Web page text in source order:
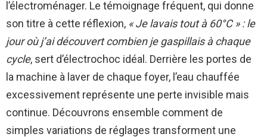
l’électroménager. Le témoignage fréquent, qui donne
son titre à cette réflexion, « Je lavais tout à 60°C » : le
jour où j’ai découvert combien je gaspillais à chaque
cycle, sert d’électrochoc idéal. Derrière les portes de
la machine à laver de chaque foyer, l’eau chauffée
excessivement représente une perte invisible mais
continue. Découvrons ensemble comment de
simples variations de réglages transforment une